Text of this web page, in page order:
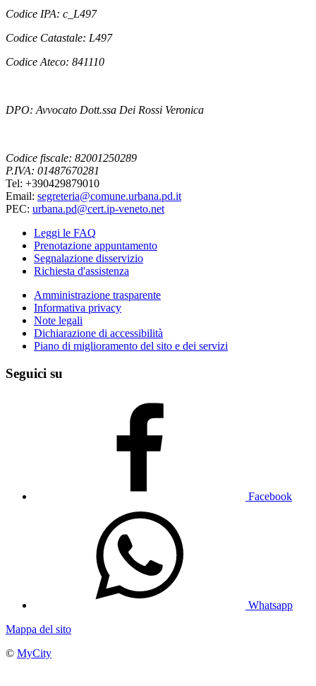
Codice IPA: c_L497
Codice Catastale: L497
Codice Ateco: 841110
DPO: Avvocato Dott.ssa Dei Rossi Veronica
Codice fiscale: 82001250289
P.IVA: 01487670281
Tel: +390429879010
Email: segreteria@comune.urbana.pd.it
PEC: urbana.pd@cert.ip-veneto.net
Leggi le FAQ
Prenotazione appuntamento
Segnalazione disservizio
Richiesta d'assistenza
Amministrazione trasparente
Informativa privacy
Note legali
Dichiarazione di accessibilità
Piano di miglioramento del sito e dei servizi
Seguici su
Facebook
Whatsapp
Mappa del sito
© MyCity